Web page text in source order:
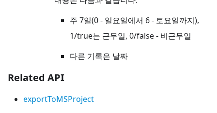
주 7일(0 - 일요일에서 6 - 토요일까지),
1/true는 근무일, 0/false - 비근무일
다른 기록은 날짜
Related API
exportToMSProject